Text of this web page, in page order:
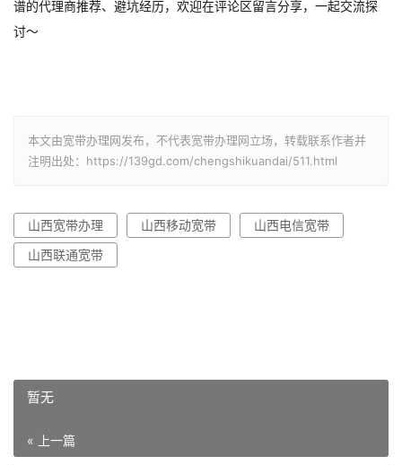
谱的代理商推荐、避坑经历，欢迎在评论区留言分享，一起交流探
讨～
本文由宽带办理网发布，不代表宽带办理网立场，转载联系作者并
注明出处：https://139gd.com/chengshikuandai/511.html
山西宽带办理 山西移动宽带
山西电信宽带
山西联通宽带
暂无
« 上一篇